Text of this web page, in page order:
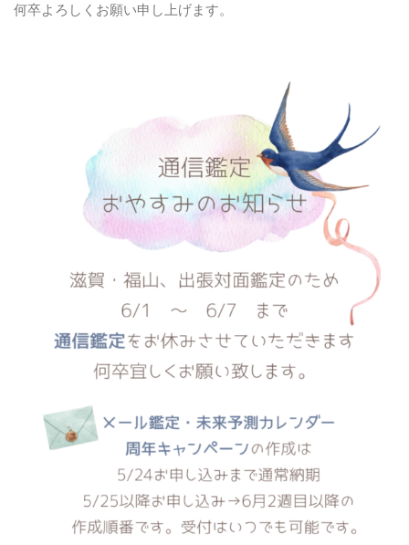
何卒よろしくお願い申し上げます。